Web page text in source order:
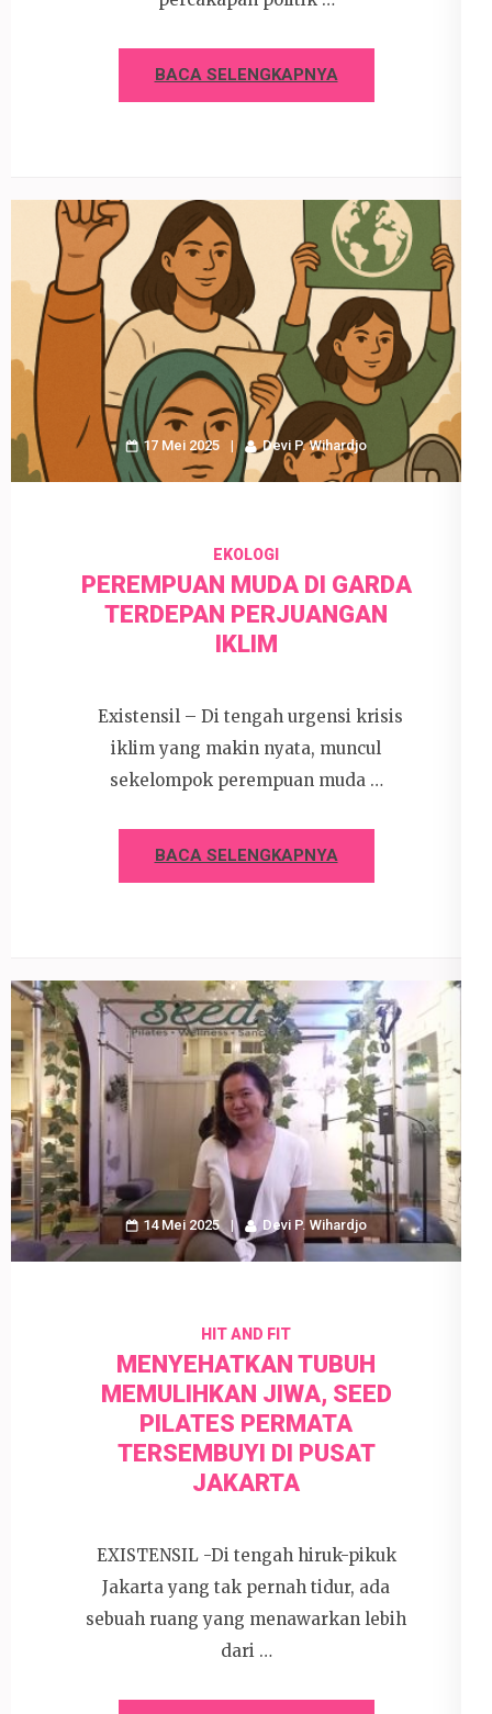
BACA SELENGKAPNYA
17 Mei 2025 Devi P. Wihardjo
EKOLOGI
PEREMPUAN MUDA DI GARDA
TERDEPAN PERJUANGAN
IKLIM
Existensil – Di tengah urgensi krisis
iklim yang makin nyata, muncul
sekelompok perempuan muda …
BACA SELENGKAPNYA
14 Mei 2025 Devi P. Wihardjo
HIT AND FIT
MENYEHATKAN TUBUH
MEMULIHKAN JIWA, SEED
PILATES PERMATA
TERSEMBUYI DI PUSAT
JAKARTA
EXISTENSIL -Di tengah hiruk-pikuk
Jakarta yang tak pernah tidur, ada
sebuah ruang yang menawarkan lebih
dari …